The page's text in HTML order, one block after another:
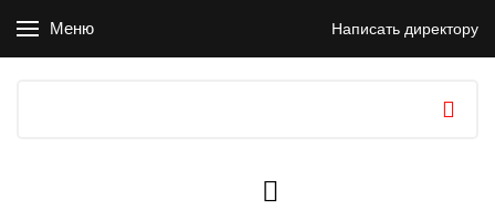
Меню Написать директору